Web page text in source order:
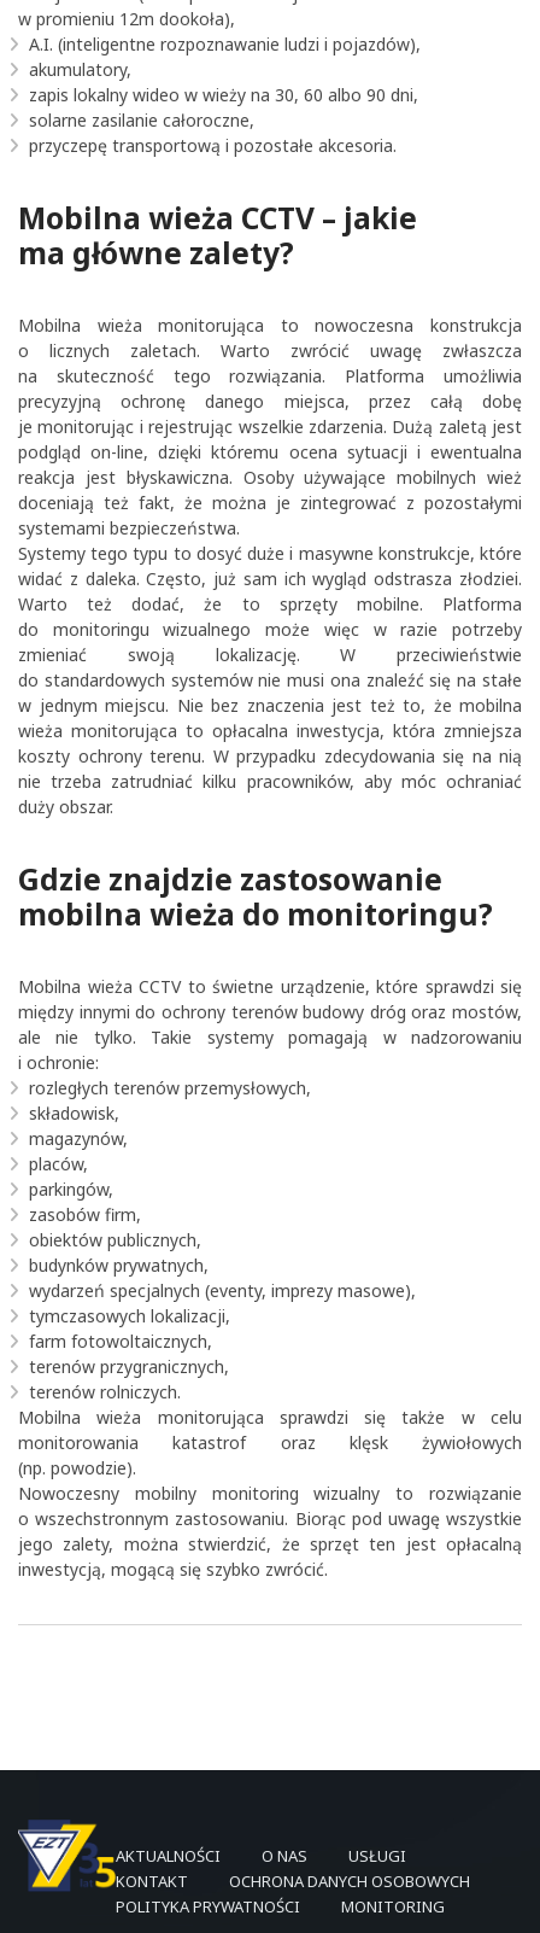
w promieniu 12m dookoła),
A.I. (inteligentne rozpoznawanie ludzi i pojazdów),
akumulatory,
zapis lokalny wideo w wieży na 30, 60 albo 90 dni,
solarne zasilanie całoroczne,
przyczepę transportową i pozostałe akcesoria.
Mobilna wieża CCTV – jakie
ma główne zalety?
Mobilna wieża monitorująca to nowoczesna konstrukcja
o licznych zaletach. Warto zwrócić uwagę zwłaszcza
na skuteczność tego rozwiązania. Platforma umożliwia
precyzyjną ochronę danego miejsca, przez całą dobę
je monitorując i rejestrując wszelkie zdarzenia. Dużą zaletą jest
podgląd on-line, dzięki któremu ocena sytuacji i ewentualna
reakcja jest błyskawiczna. Osoby używające mobilnych wież
doceniają też fakt, że można je zintegrować z pozostałymi
systemami bezpieczeństwa.
Systemy tego typu to dosyć duże i masywne konstrukcje, które
widać z daleka. Często, już sam ich wygląd odstrasza złodziei.
Warto też dodać, że to sprzęty mobilne. Platforma
do monitoringu wizualnego może więc w razie potrzeby
zmieniać swoją lokalizację. W przeciwieństwie
do standardowych systemów nie musi ona znaleźć się na stałe
w jednym miejscu. Nie bez znaczenia jest też to, że mobilna
wieża monitorująca to opłacalna inwestycja, która zmniejsza
koszty ochrony terenu. W przypadku zdecydowania się na nią
nie trzeba zatrudniać kilku pracowników, aby móc ochraniać
duży obszar.
Gdzie znajdzie zastosowanie
mobilna wieża do monitoringu?
Mobilna wieża CCTV to świetne urządzenie, które sprawdzi się
między innymi do ochrony terenów budowy dróg oraz mostów,
ale nie tylko. Takie systemy pomagają w nadzorowaniu
i ochronie:
rozległych terenów przemysłowych,
składowisk,
magazynów,
placów,
parkingów,
zasobów firm,
obiektów publicznych,
budynków prywatnych,
wydarzeń specjalnych (eventy, imprezy masowe),
tymczasowych lokalizacji,
farm fotowoltaicznych,
terenów przygranicznych,
terenów rolniczych.
Mobilna wieża monitorująca sprawdzi się także w celu
monitorowania katastrof oraz klęsk żywiołowych
(np. powodzie).
Nowoczesny mobilny monitoring wizualny to rozwiązanie
o wszechstronnym zastosowaniu. Biorąc pod uwagę wszystkie
jego zalety, można stwierdzić, że sprzęt ten jest opłacalną
inwestycją, mogącą się szybko zwrócić.
AKTUALNOŚCI O NAS
USŁUGI
KONTAKT
OCHRONA DANYCH OSOBOWYCH
POLITYKA PRYWATNOŚCI
MONITORING